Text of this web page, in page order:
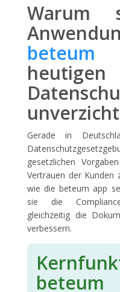
Warum
beteum
heutigen
Gerade in
gesetzlichen
Vertrauen der Kunden
wie die beteum app
sie die
gleichzeitig die
verbessern.